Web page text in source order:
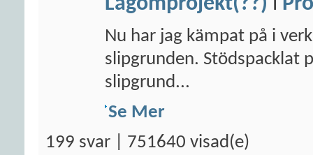
Nu har jag kämpat på i
slipgrunden. Stödspacklat
slipgrund...
Se Mer
199 svar | 751640 visad(e)